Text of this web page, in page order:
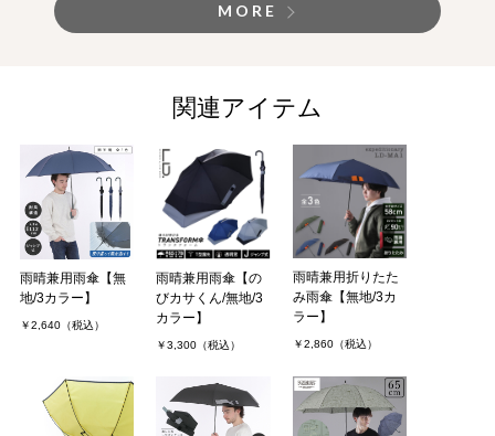
MORE
関連アイテム
雨晴兼用雨傘【無
地/3カラー】
￥2,640（税込）
雨晴兼用雨傘【の
びカサくん/無地/3
カラー】
￥3,300（税込）
雨晴兼用折りたた
み雨傘【無地/3カ
ラー】
￥2,860（税込）